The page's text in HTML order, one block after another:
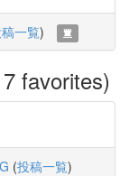
一覧)
favorites)
(投稿一覧)